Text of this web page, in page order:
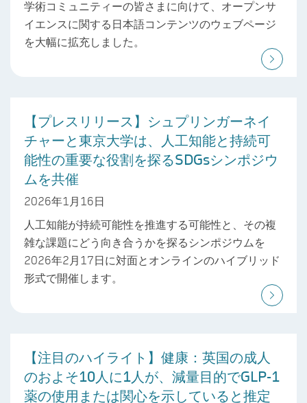
学術コミュニティーの皆さまに向けて、オープンサ
イエンスに関する日本語コンテンツのウェブページ
を大幅に拡充しました。
【プレスリリース】シュプリンガーネイ
チャーと東京大学は、人工知能と持続可
能性の重要な役割を探るSDGsシンポジウ
ムを共催
2026年1月16日
人工知能が持続可能性を推進する可能性と、その複
雑な課題にどう向き合うかを探るシンポジウムを
2026年2月17日に対面とオンラインのハイブリッド
形式で開催します。
【注目のハイライト】健康：英国の成人
のおよそ10人に1人が、減量目的でGLP-1
薬の使用または関心を示していると推定